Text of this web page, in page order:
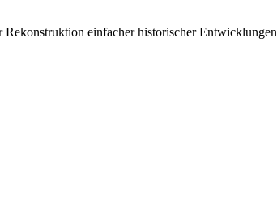
einfacher historischer Entwicklungen